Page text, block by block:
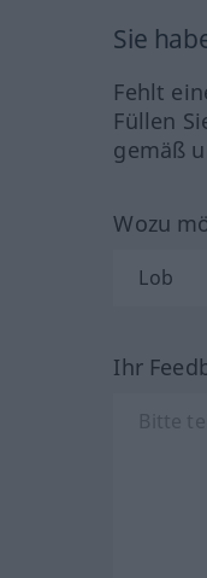
Sie
Fehlt
Füllen
gemäß
Wozu
Ihr